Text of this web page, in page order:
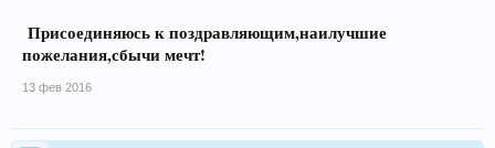
Присоединяюсь к поздравляющим,наилучшие
пожелания,сбычи мечт!
13 фев 2016